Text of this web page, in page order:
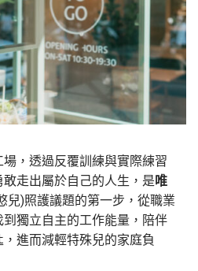
，透過反覆訓練與實際練習
走出屬於自己的人生，是唯
兒)照護議題的第一步，從職業
獨立自主的工作能量，陪伴
進而減輕特殊兒的家庭負